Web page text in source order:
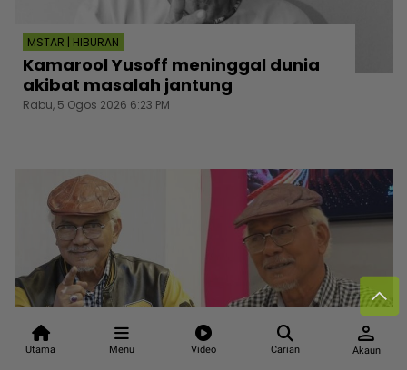
Utama Menu Video Carian
person
Akaun
MSTAR | HIBURAN
Kamarool Yusoff meninggal dunia
akibat masalah jantung
Rabu, 5 Ogos 2026 6:23 PM